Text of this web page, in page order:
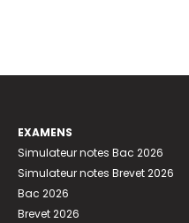
EXAMENS
Simulateur notes Bac 2026
Simulateur notes Brevet 2026
Bac 2026
Brevet 2026